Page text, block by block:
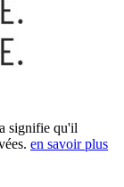
signifie qu'il
en savoir plus